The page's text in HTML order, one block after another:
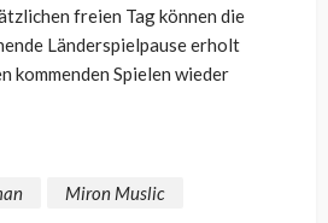
freien Tag können die
Länderspielpause erholt
kommenden Spielen wieder
Miron Muslic